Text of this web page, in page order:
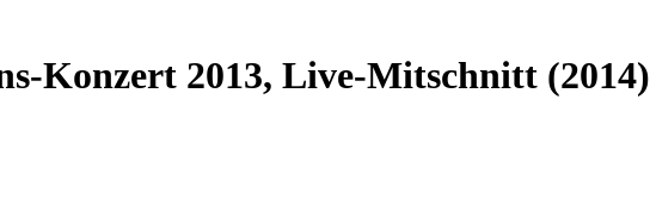
Konzert 2013, Live-Mitschnitt (2014)